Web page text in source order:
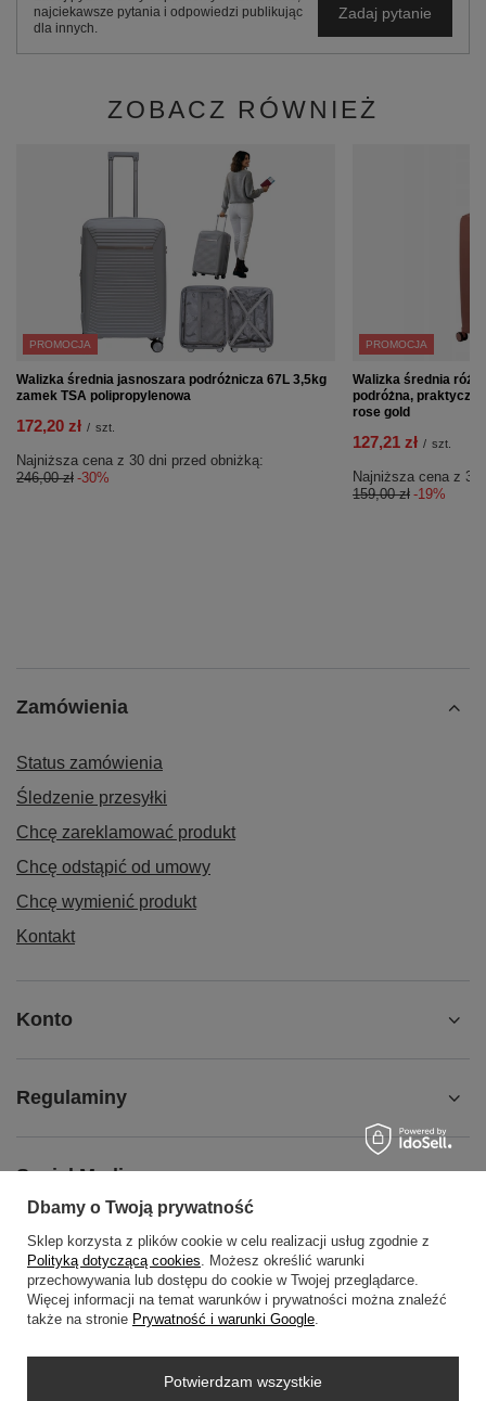
najciekawsze pytania i odpowiedzi publikując
dla innych.
Zadaj pytanie
ZOBACZ RÓWNIEŻ
PROMOCJA
Walizka średnia jasnoszara podróżnicza 67L 3,5kg
zamek TSA polipropylenowa
172,20 zł / szt.
Najniższa cena z 30 dni przed obniżką:
246,00 zł -30%
PROMOCJA
Walizka średnia
podróżna,
rose gold
127,21 zł / szt.
Najniższa cena z
159,00 zł -19%
Zamówienia
Status zamówienia
Śledzenie przesyłki
Chcę zareklamować produkt
Chcę odstąpić od umowy
Chcę wymienić produkt
Kontakt
Konto
Regulaminy
Social Media
O NAS
wowbag2024@gmail.com
Dbamy o Twoją prywatność
Sklep korzysta z plików cookie w celu realizacji usług zgodnie z
Polityką dotyczącą cookies. Możesz określić warunki
przechowywania lub dostępu do cookie w Twojej przeglądarce.
Więcej informacji na temat warunków i prywatności można znaleźć
także na stronie Prywatność i warunki Google.
Potwierdzam wszystkie